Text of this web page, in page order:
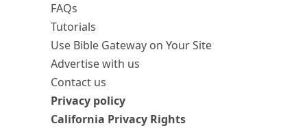
FAQs
Tutorials
Use Bible Gateway on Your Site
Advertise with us
Contact us
Privacy policy
California Privacy Rights